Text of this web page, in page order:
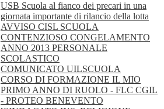
USB Scuola al fianco dei precari in una
giornata importante di rilancio della lotta
AVVISO CISL SCUOLA
CONTENZIOSO CONGELAMENTO
ANNO 2013 PERSONALE
SCOLASTICO
COMUNICATO UILSCUOLA
CORSO DI FORMAZIONE IL MIO
PRIMO ANNO DI RUOLO - FLC CGIL
- PROTEO BENEVENTO